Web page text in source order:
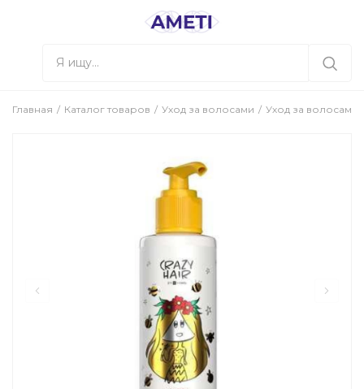
Главная Каталог товаров Уход за волосами Уход за волосами